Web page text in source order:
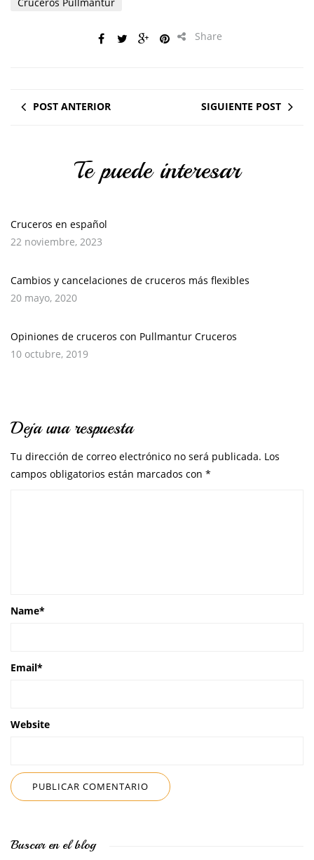
Cruceros Pullmantur
Share
POST ANTERIOR SIGUIENTE POST
Te puede interesar
Cruceros en español
22 noviembre, 2023
Cambios y cancelaciones de cruceros más flexibles
20 mayo, 2020
Opiniones de cruceros con Pullmantur Cruceros
10 octubre, 2019
Deja una respuesta
Tu dirección de correo electrónico no será publicada. Los
campos obligatorios están marcados con *
Name*
Email*
Website
Buscar en el blog